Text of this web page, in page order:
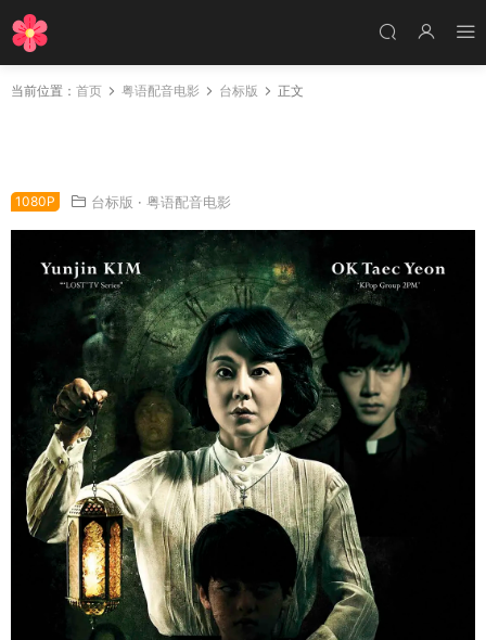
当前位置： 首页 粤语配音电影 台标版 正文
1080P 台标版 · 粤语配音电影